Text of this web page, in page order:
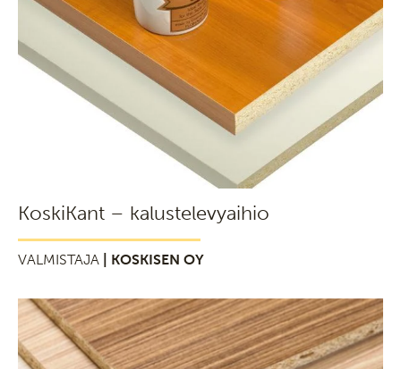
KoskiKant – kalustelevyaihio
VALMISTAJA | KOSKISEN OY